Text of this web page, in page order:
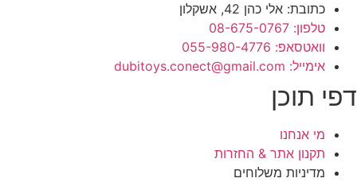
כתובת: אלי כהן 42, אשקלון
טלפון: 08-675-0767
וואטסאפ: 055-980-4776
אימייל: dubitoys.conect@gmail.com
דפי תוכן
מי אנחנו
תקנון אתר & החזרות
מדיניות משלוחים